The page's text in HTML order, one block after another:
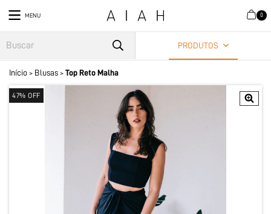
MENU 0
PRODUTOS
Início > Blusas > Top Reto Malha
47% OFF